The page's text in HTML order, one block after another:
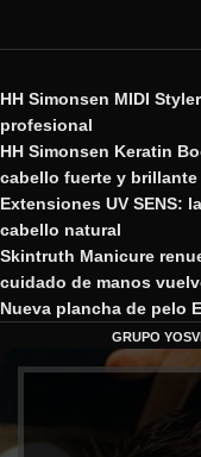
HH Simonsen MIDI
profesional
HH Simonsen Keratin
cabello fuerte y brillante
Extensiones UV SENS:
cabello natural
Skintruth Manicure
cuidado de manos
Nueva plancha de pelo
GRUPO